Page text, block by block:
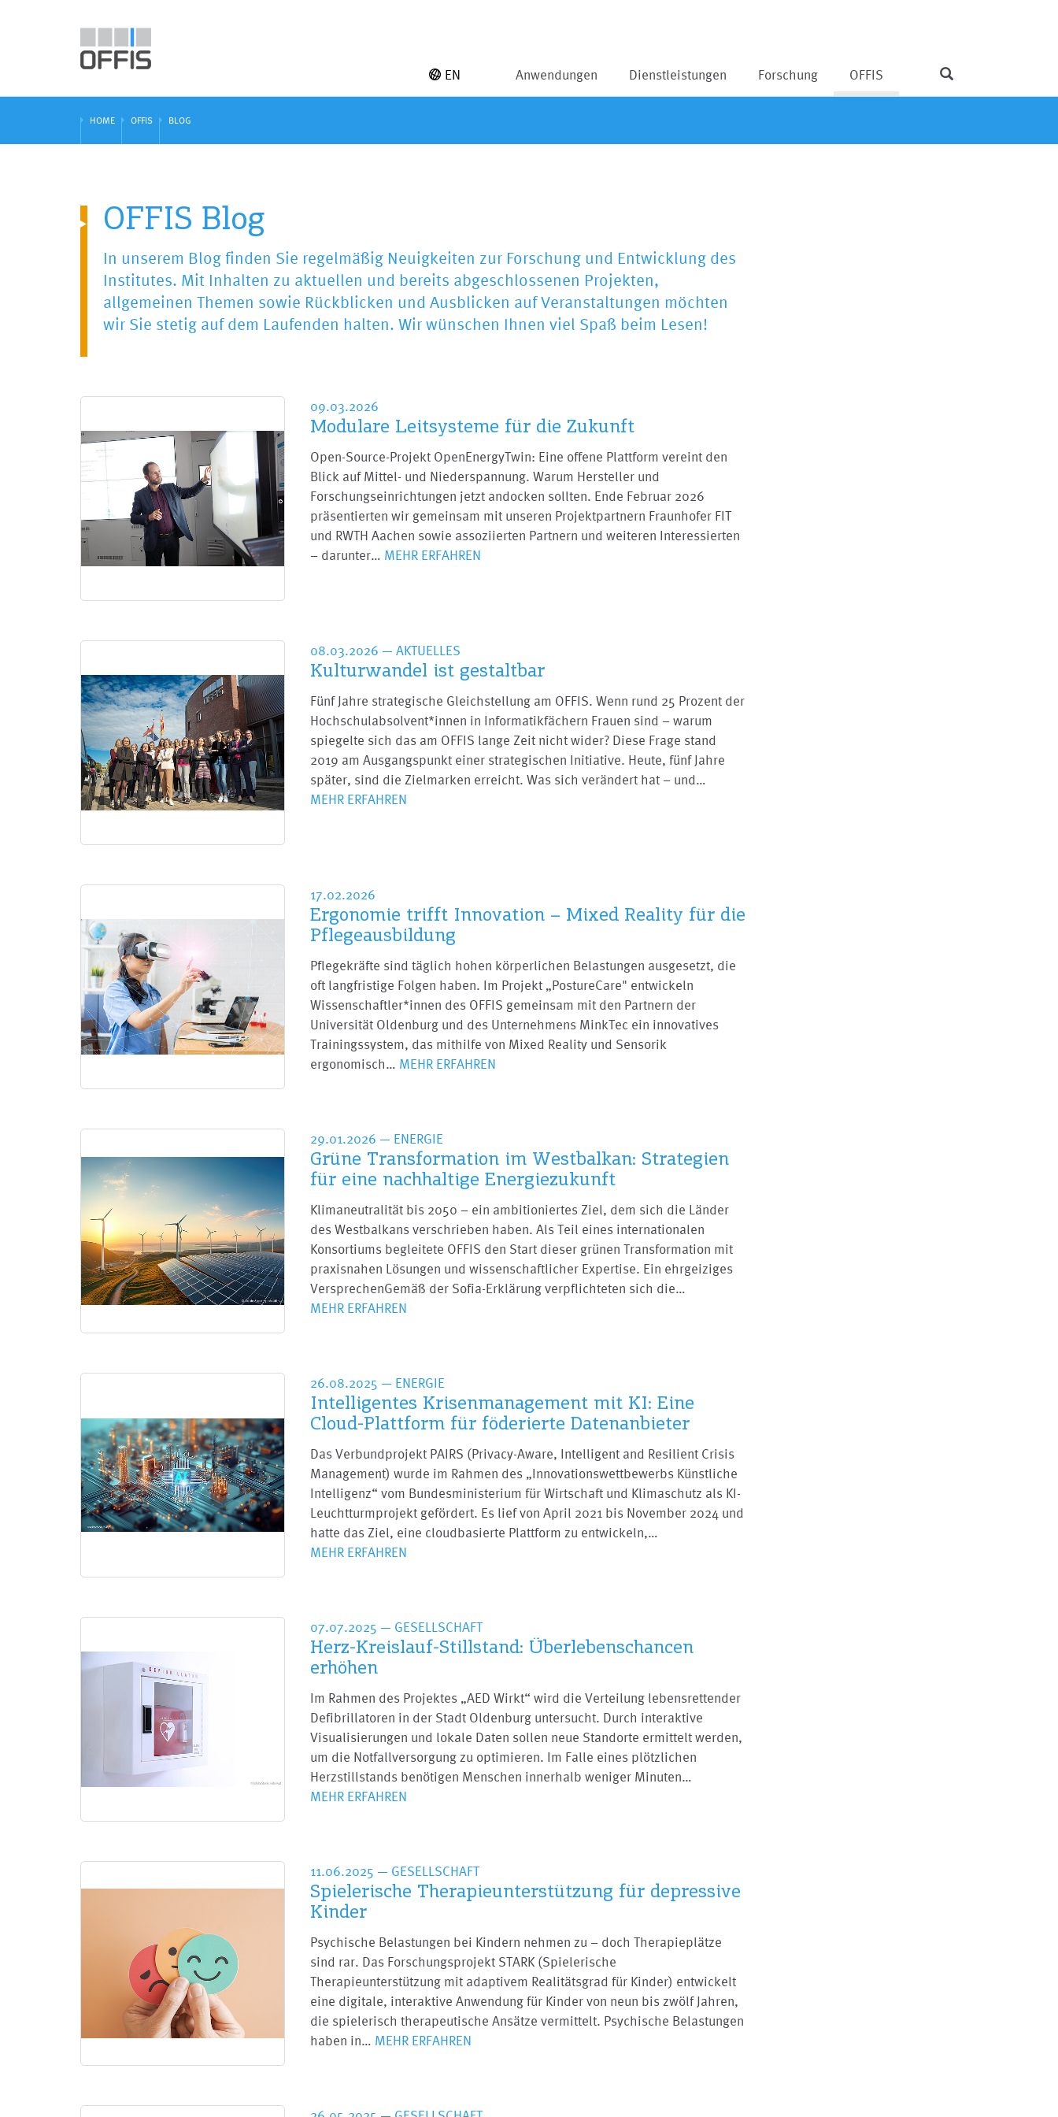
Anwendungen Dienstleistungen Forschung OFFIS
EN
HOME OFFIS BLOG
OFFIS Blog
In unserem Blog finden Sie regelmäßig Neuigkeiten zur Forschung und Entwicklung des
Institutes. Mit Inhalten zu aktuellen und bereits abgeschlossenen Projekten,
allgemeinen Themen sowie Rückblicken und Ausblicken auf Veranstaltungen möchten
wir Sie stetig auf dem Laufenden halten. Wir wünschen Ihnen viel Spaß beim Lesen!
09.03.2026
Modulare Leitsysteme für die Zukunft
Open-Source-Projekt OpenEnergyTwin: Eine offene Plattform vereint den
Blick auf Mittel- und Niederspannung. Warum Hersteller und
Forschungseinrichtungen jetzt andocken sollten. Ende Februar 2026
präsentierten wir gemeinsam mit unseren Projektpartnern Fraunhofer FIT
und RWTH Aachen sowie assoziierten Partnern und weiteren Interessierten
– darunter… MEHR ERFAHREN
08.03.2026 — AKTUELLES
Kulturwandel ist gestaltbar
Fünf Jahre strategische Gleichstellung am OFFIS. Wenn rund 25 Prozent der
Hochschulabsolvent*innen in Informatikfächern Frauen sind – warum
spiegelte sich das am OFFIS lange Zeit nicht wider? Diese Frage stand
2019 am Ausgangspunkt einer strategischen Initiative. Heute, fünf Jahre
später, sind die Zielmarken erreicht. Was sich verändert hat – und…
MEHR ERFAHREN
17.02.2026
Ergonomie trifft Innovation – Mixed Reality für die
Pflegeausbildung
Pflegekräfte sind täglich hohen körperlichen Belastungen ausgesetzt, die
oft langfristige Folgen haben. Im Projekt „PostureCare" entwickeln
Wissenschaftler*innen des OFFIS gemeinsam mit den Partnern der
Universität Oldenburg und des Unternehmens MinkTec ein innovatives
Trainingssystem, das mithilfe von Mixed Reality und Sensorik
ergonomisch… MEHR ERFAHREN
29.01.2026 — ENERGIE
Grüne Transformation im Westbalkan: Strategien
für eine nachhaltige Energiezukunft
Klimaneutralität bis 2050 – ein ambitioniertes Ziel, dem sich die Länder
des Westbalkans verschrieben haben. Als Teil eines internationalen
Konsortiums begleitete OFFIS den Start dieser grünen Transformation mit
praxisnahen Lösungen und wissenschaftlicher Expertise. Ein ehrgeiziges
VersprechenGemäß der Sofia-Erklärung verpflichteten sich die…
MEHR ERFAHREN
26.08.2025 — ENERGIE
Intelligentes Krisenmanagement mit KI: Eine
Cloud-Plattform für föderierte Datenanbieter
Das Verbundprojekt PAIRS (Privacy-Aware, Intelligent and Resilient Crisis
Management) wurde im Rahmen des „Innovationswettbewerbs Künstliche
Intelligenz“ vom Bundesministerium für Wirtschaft und Klimaschutz als KI-
Leuchtturmprojekt gefördert. Es lief von April 2021 bis November 2024 und
hatte das Ziel, eine cloudbasierte Plattform zu entwickeln,…
MEHR ERFAHREN
07.07.2025 — GESELLSCHAFT
Herz-Kreislauf-Stillstand: Überlebenschancen
erhöhen
Im Rahmen des Projektes „AED Wirkt“ wird die Verteilung lebensrettender
Defibrillatoren in der Stadt Oldenburg untersucht. Durch interaktive
Visualisierungen und lokale Daten sollen neue Standorte ermittelt werden,
um die Notfallversorgung zu optimieren. Im Falle eines plötzlichen
Herzstillstands benötigen Menschen innerhalb weniger Minuten…
MEHR ERFAHREN
11.06.2025 — GESELLSCHAFT
Spielerische Therapieunterstützung für depressive
Kinder
Psychische Belastungen bei Kindern nehmen zu – doch Therapieplätze
sind rar. Das Forschungsprojekt STARK (Spielerische
Therapieunterstützung mit adaptivem Realitätsgrad für Kinder) entwickelt
eine digitale, interaktive Anwendung für Kinder von neun bis zwölf Jahren,
die spielerisch therapeutische Ansätze vermittelt. Psychische Belastungen
haben in… MEHR ERFAHREN